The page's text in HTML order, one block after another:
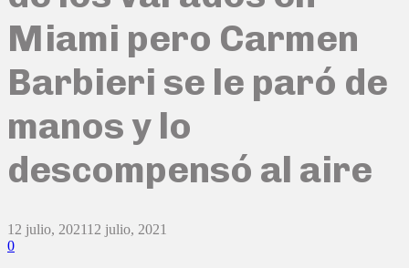
Miami pero Carmen
Barbieri se le paró de
manos y lo
descompensó al aire
12 julio, 202112 julio, 2021
0